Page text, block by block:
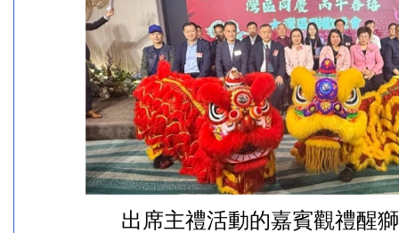
出席主禮活動的嘉賓觀禮醒